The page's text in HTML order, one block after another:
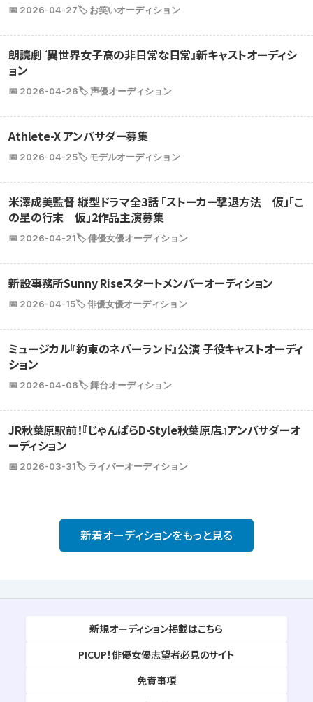
📅 2026-04-27🏷️ お笑いオーディション
朗読劇『異世界女子高の非日常な日常』新キャストオーディシ
ョン
📅 2026-04-26🏷️ 声優オーディション
Athlete-X アンバサダー募集
📅 2026-04-25🏷️ モデルオーディション
米澤成美監督 縦型ドラマ全3話 「ストーカー撃退方法 仮」「こ
の星の行末 仮」2作品主演募集
📅 2026-04-21🏷️ 俳優女優オーディション
新設事務所Sunny Riseスタートメンバーオーディション
📅 2026-04-15🏷️ 俳優女優オーディション
ミュージカル『約束のネバーランド』公演 子役キャストオーディ
ション
📅 2026-04-06🏷️ 舞台オーディション
JR秋葉原駅前！『じゃんぱらD-Style秋葉原店』アンバサダーオ
ーディション
📅 2026-03-31🏷️ ライバーオーディション
新着オーディションをもっと見る
新規オーディション掲載はこちら
PICUP！俳優女優志望者必見のサイト
免責事項